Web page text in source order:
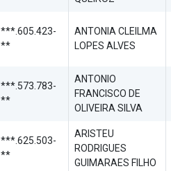
***.605.423-
**
ANTONIA CLEILMA
LOPES ALVES
***.573.783-
**
ANTONIO
FRANCISCO DE
OLIVEIRA SILVA
***.625.503-
**
ARISTEU
RODRIGUES
GUIMARAES FILHO